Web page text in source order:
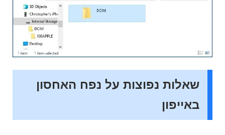
שאלות נפוצות על נפח האחסון
באייפון